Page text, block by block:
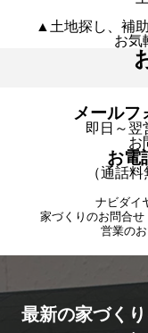
▲土地探し、補
お気
メールフ
即日～翌
お
お電
（通話
ナビダイ
家づくりのお問合
営業の
最新の家づく